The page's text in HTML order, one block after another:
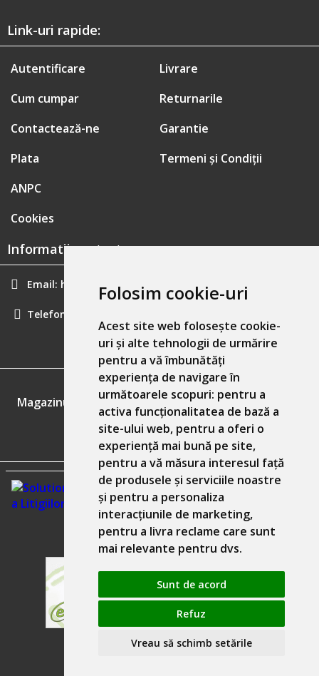
Folosim cookie-uri
Acest site web folosește cookie-
uri și alte tehnologii de urmărire
pentru a vă îmbunătăți
experiența de navigare în
următoarele scopuri: pentru a
activa funcționalitatea de bază a
site-ului web, pentru a oferi o
experiență mai bună pe site,
pentru a vă măsura interesul față
de produsele și serviciile noastre
și pentru a personaliza
interacțiunile de marketing,
pentru a livra reclame care sunt
mai relevante pentru dvs.
Sunt de acord
Refuz
Vreau să schimb setările
Link-uri rapide:
Autentificare
Cum cumpar
Contactează-ne
Plata
Livrare
Returnarile
Garantie
Termeni și Condiții
ANPC
Cookies
Informatii contact:
Email: hainecomode@gmail.com
Telefon:
GDPR
Magazinul nostru respecta 100% prevederile GDPR.
Informatiile mele personale
Solutie comert electronic Seliton